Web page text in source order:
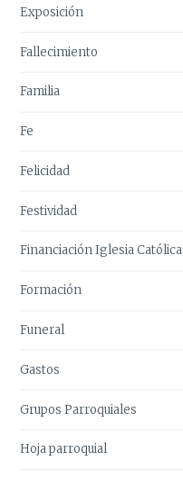
Exposición
Fallecimiento
Familia
Fe
Felicidad
Festividad
Financiación Iglesia Católica
Formación
Funeral
Gastos
Grupos Parroquiales
Hoja parroquial